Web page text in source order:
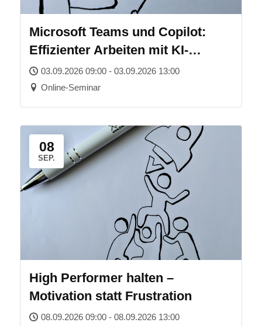
Microsoft Teams und Copilot:
Effizienter Arbeiten mit KI-
Unterstützung
03.09.2026 09:00 - 03.09.2026 13:00
Online-Seminar
08
SEP.
High Performer halten –
Motivation statt Frustration
08.09.2026 09:00 - 08.09.2026 13:00